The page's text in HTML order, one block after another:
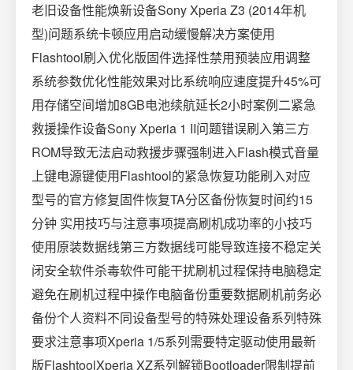
老旧设备性能焕新设备Sony Xperia Z3 (2014年机
型)问题系统卡顿应用启动缓慢解决方案使用
Flashtool刷入优化版固件选择性禁用预装应用调整
系统参数优化性能效果对比系统响应速度提升45%可
用存储空间增加8GB电池续航延长2小时案例二紧急
救援操作设备Sony Xperia 1 II问题错误刷入第三方
ROM导致无法启动救援步骤强制进入Flash模式音量
上键电源键使用Flashtool的紧急恢复功能刷入对应
型号的官方修复固件恢复TA分区备份恢复时间约15
分钟 实用技巧与注意事项提高刷机成功率的小技巧
使用原装数据线第三方数据线可能导致连接不稳定关
闭安全软件杀毒软件可能干扰刷机过程保持电脑稳定
避免在刷机过程中操作电脑备份重要数据刷机前务必
备份个人资料不同设备型号的特殊处理设备系列特殊
要求注意事项Xperia 1/5系列需要特定驱动使用最新
版FlashtoolXperia XZ系列解锁Bootloader限制提前